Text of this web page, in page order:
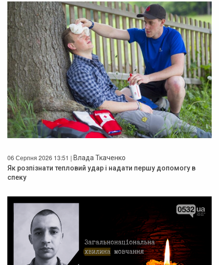
06 Серпня 2026 13:51 | Влада Ткаченко
Як розпізнати тепловий удар і надати першу допомогу в
спеку